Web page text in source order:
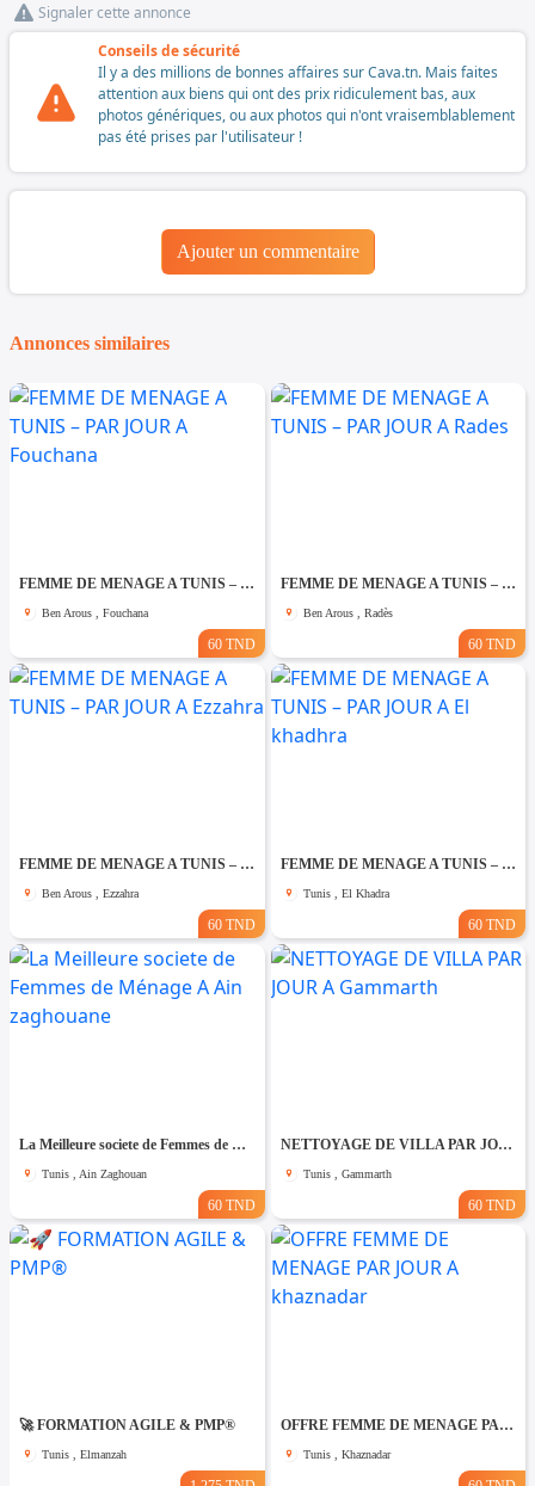
Signaler cette annonce
Conseils de sécurité
Il y a des millions de bonnes affaires sur Cava.tn. Mais faites
attention aux biens qui ont des prix ridiculement bas, aux
photos génériques, ou aux photos qui n'ont vraisemblablement
pas été prises par l'utilisateur !
Ajouter un commentaire
Annonces similaires
FEMME DE MENAGE A TUNIS – PAR JOUR A Fouchana
Ben Arous , Fouchana
60 TND
FEMME DE MENAGE A TUNIS – PAR JOUR A Rades
Ben Arous , Radès
60 TND
FEMME DE MENAGE A TUNIS – PAR JOUR A Ezzahra
Ben Arous , Ezzahra
60 TND
FEMME DE MENAGE A TUNIS – PAR JOUR A El khadhra
Tunis , El Khadra
60 TND
La Meilleure societe de Femmes de Ménage A Ain zaghouane
Tunis , Ain Zaghouan
60 TND
NETTOYAGE DE VILLA PAR JOUR A Gammarth
Tunis , Gammarth
60 TND
🚀 FORMATION AGILE & PMP®
Tunis , Elmanzah
OFFRE FEMME DE MENAGE PAR JOUR A khaznadar
Tunis , Khaznadar